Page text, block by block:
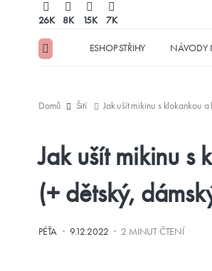
26K 8K 15K 7K
ESHOP STŘIHY NÁVODY
Domů
Šití
Jak ušít mikinu s
(+ dětský,
PÉŤA ·9.12.2022 · 2 MINUT ČTENÍ